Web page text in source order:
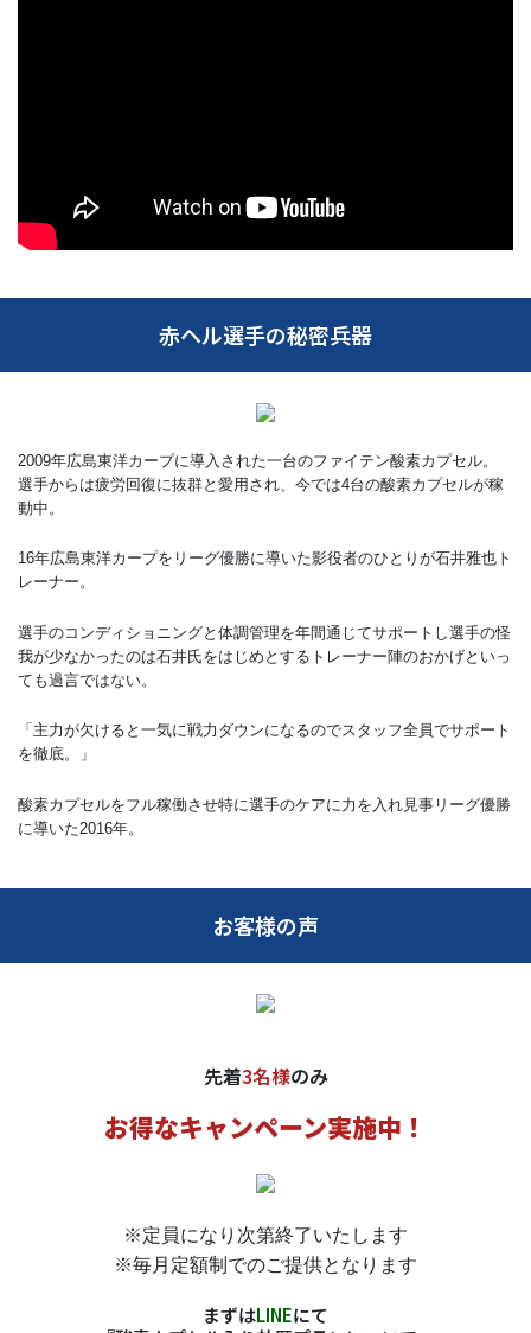
赤ヘル選手の秘密兵器
2009年広島東洋カープに導入された一台のファイテン酸素カプセル。
選手からは疲労回復に抜群と愛用され、今では4台の酸素カプセルが稼
動中。
16年広島東洋カープをリーグ優勝に導いた影役者のひとりが石井雅也ト
レーナー。
選手のコンディショニングと体調管理を年間通じてサポートし選手の怪
我が少なかったのは石井氏をはじめとするトレーナー陣のおかげといっ
ても過言ではない。
「主力が欠けると一気に戦力ダウンになるのでスタッフ全員でサポート
を徹底。」
酸素カプセルをフル稼働させ特に選手のケアに力を入れ見事リーグ優勝
に導いた2016年。
お客様の声
先着3名様のみ
お得なキャンペーン実施中！
※定員になり次第終了いたします
※毎月定額制でのご提供となります
まずはLINEにて